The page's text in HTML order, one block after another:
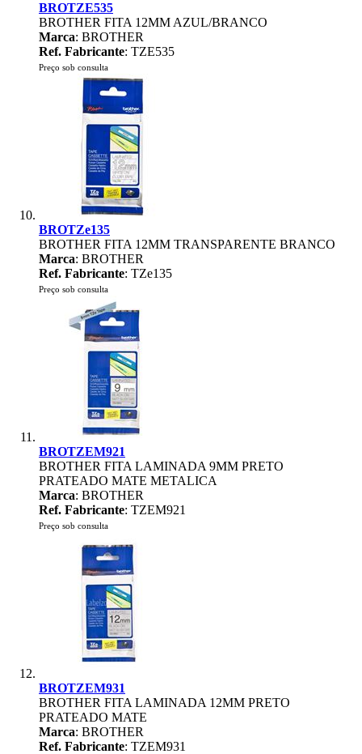
BROTZE535
BROTHER FITA 12MM AZUL/BRANCO
Marca: BROTHER
Ref. Fabricante: TZE535
Preço sob consulta
BROTZe135
BROTHER FITA 12MM TRANSPARENTE BRANCO
Marca: BROTHER
Ref. Fabricante: TZe135
Preço sob consulta
BROTZEM921
BROTHER FITA LAMINADA 9MM PRETO
PRATEADO MATE METALICA
Marca: BROTHER
Ref. Fabricante: TZEM921
Preço sob consulta
BROTZEM931
BROTHER FITA LAMINADA 12MM PRETO
PRATEADO MATE
Marca: BROTHER
Ref. Fabricante: TZEM931